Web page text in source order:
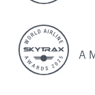
A